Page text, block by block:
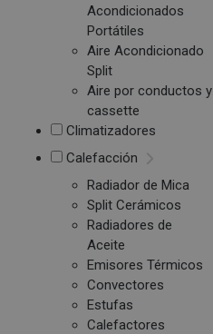
Acondicionados
Portátiles
Aire Acondicionado
Split
Aire por conductos y
cassette
Climatizadores
Calefacción
Radiador de Mica
Split Cerámicos
Radiadores de
Aceite
Emisores Térmicos
Convectores
Estufas
Calefactores